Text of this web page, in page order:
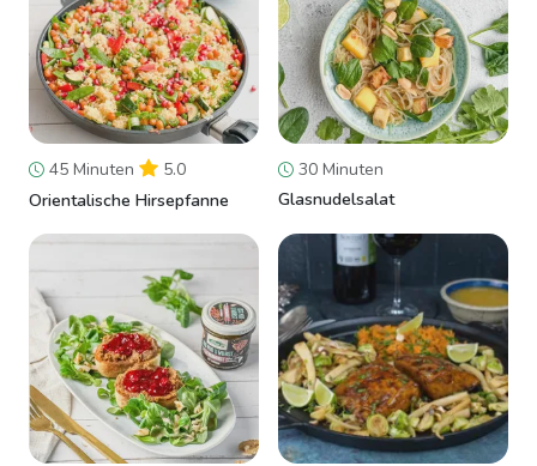
45 Minuten
5.0
Orientalische Hirsepfanne
30 Minuten
Glasnudelsalat